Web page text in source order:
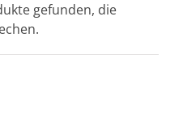
gefunden, die